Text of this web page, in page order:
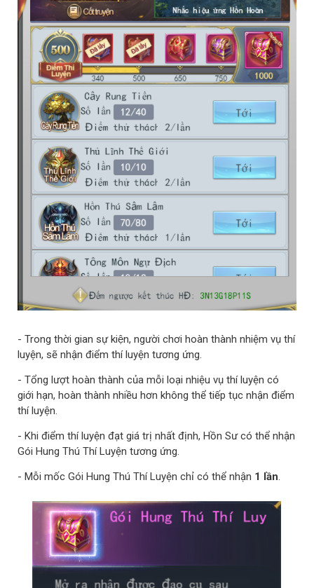
- Trong thời gian sự kiện, người chơi hoàn thành nhiệm vụ thí
luyện, sẽ nhận điểm thí luyện tương ứng.
- Tổng lượt hoàn thành của mỗi loại nhiệu vụ thí luyện có
giới hạn, hoàn thành nhiều hơn không thể tiếp tục nhận điểm
thí luyện.
- Khi điểm thí luyện đạt giá trị nhất định, Hồn Sư có thể nhận
Gói Hung Thú Thí Luyện tương ứng.
- Mỗi mốc Gói Hung Thú Thí Luyện chỉ có thể nhận 1 lần.